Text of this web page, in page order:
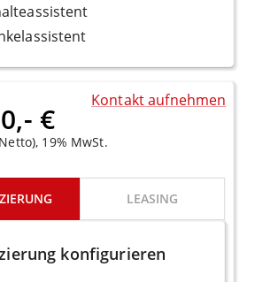
€
19% MwSt.
Kontakt aufnehmen
LEASING
konfigurieren